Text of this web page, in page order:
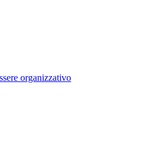
organizzativo